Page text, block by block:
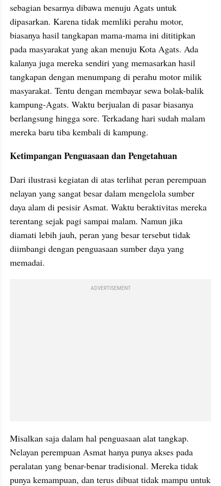
sebagian besarnya dibawa menuju Agats untuk
dipasarkan. Karena tidak memliki perahu motor,
biasanya hasil tangkapan mama-mama ini dititipkan
pada masyarakat yang akan menuju Kota Agats. Ada
kalanya juga mereka sendiri yang memasarkan hasil
tangkapan dengan menumpang di perahu motor milik
masyarakat. Tentu dengan membayar sewa bolak-balik
kampung-Agats. Waktu berjualan di pasar biasanya
berlangsung hingga sore. Terkadang hari sudah malam
mereka baru tiba kembali di kampung.
Ketimpangan Penguasaan dan Pengetahuan
Dari ilustrasi kegiatan di atas terlihat peran perempuan
nelayan yang sangat besar dalam mengelola sumber
daya alam di pesisir Asmat. Waktu beraktivitas mereka
terentang sejak pagi sampai malam. Namun jika
diamati lebih jauh, peran yang besar tersebut tidak
diimbangi dengan penguasaan sumber daya yang
memadai.
ADVERTISEMENT
Misalkan saja dalam hal penguasaan alat tangkap.
Nelayan perempuan Asmat hanya punya akses pada
peralatan yang benar-benar tradisional. Mereka tidak
punya kemampuan, dan terus dibuat tidak mampu untuk